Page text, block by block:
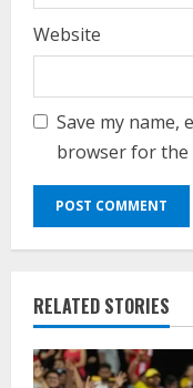
Website
Save my name,
browser for the
RELATED STORIES